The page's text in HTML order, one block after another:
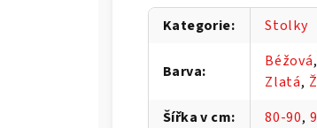
Kategorie: Stolky
Barva:
Béžová,
Zlatá,
Šířka v cm: 80-90,